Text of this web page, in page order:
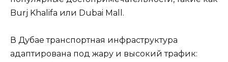
Burj Khalifa или Dubai Mall.
В Дубае транспортная инфраструктура
адаптирована под жару и высокий трафик: